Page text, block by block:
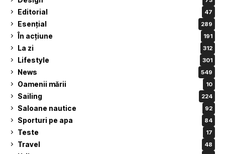
Editorial 47
Esențial 289
În acțiune 191
La zi 312
Lifestyle 301
News 549
Oamenii mării 10
Sailing 224
Saloane nautice 92
Sporturi pe apa 84
Teste 17
Travel 48